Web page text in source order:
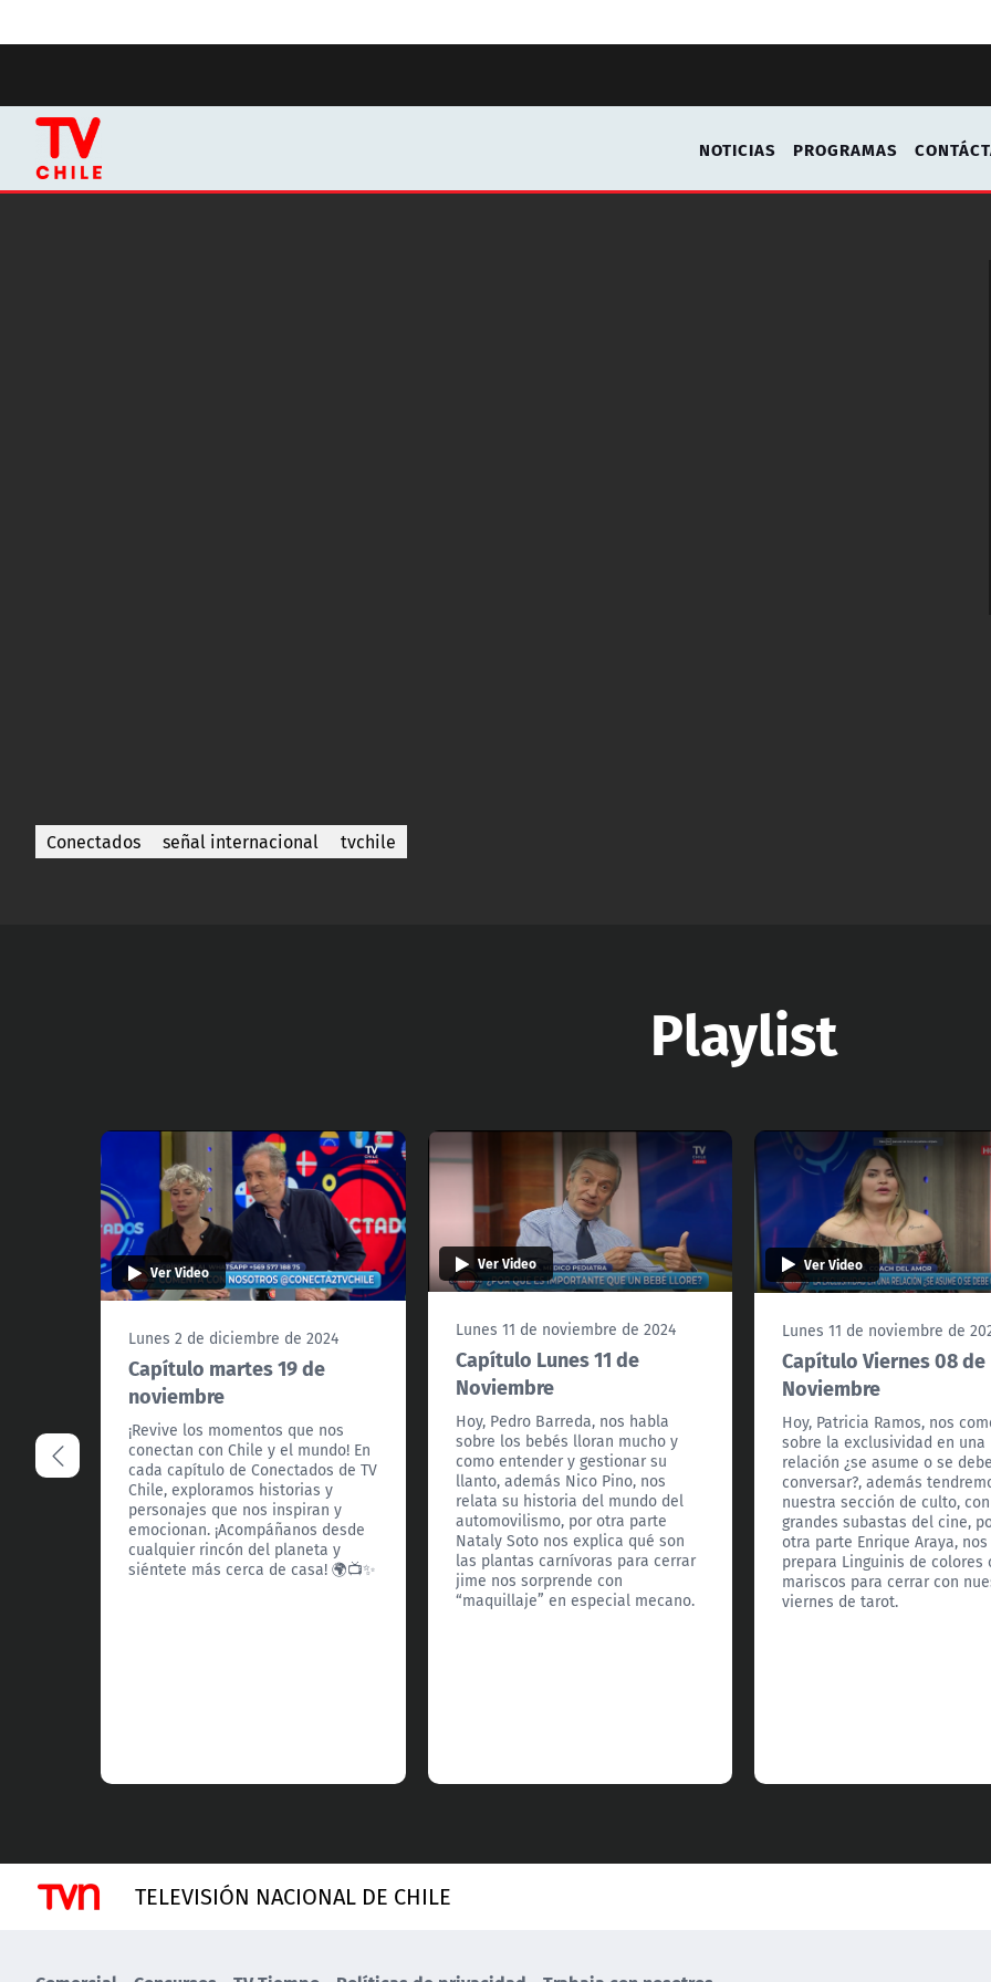
NOTICIAS PROGRAMAS
Conectados señal internacional tvchile
Playlist
Ver Video
Lunes 2 de diciembre de 2024
Capítulo martes 19 de
noviembre
¡Revive los momentos que nos
conectan con Chile y el mundo! En
cada capítulo de Conectados de TV
Chile, exploramos historias y
personajes que nos inspiran y
emocionan. ¡Acompáñanos desde
cualquier rincón del planeta y
siéntete más cerca de casa! 🌍📺✨
Ver Video
Lunes 11 de noviembre de 2024
Capítulo Lunes 11 de
Noviembre
Hoy, Pedro Barreda, nos habla
sobre los bebés lloran mucho y
como entender y gestionar su
llanto, además Nico Pino, nos
relata su historia del mundo del
automovilismo, por otra parte
Nataly Soto nos explica qué son
las plantas carnívoras para cerrar
jime nos sorprende con
“maquillaje” en especial mecano.
Ver Video
Lunes 11 de noviembre de
Capítulo Viernes 08 de
Noviembre
Hoy, Patricia Ramos, nos
sobre la exclusividad en una
relación ¿se asume o se debe
conversar?, además
nuestra sección de culto, con
grandes subastas del cine,
otra parte Enrique Araya, nos
prepara Linguinis de colores
mariscos para cerrar con
viernes de tarot.
TELEVISIÓN NACIONAL DE CHILE